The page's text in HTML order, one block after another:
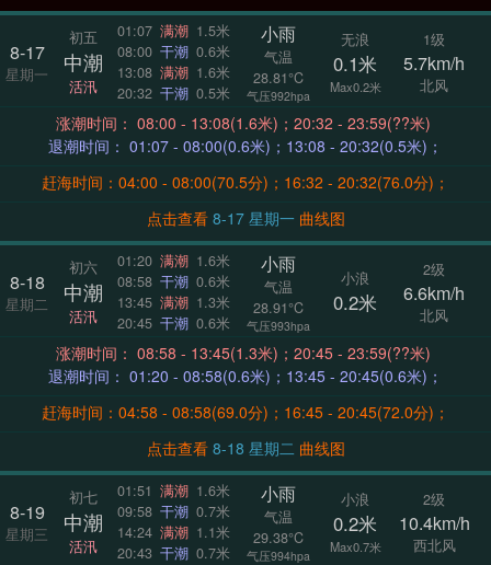
8-17
星期一
初五
中潮
活汛
01:07 满潮 1.5米
08:00 干潮 0.6米
13:08 满潮 1.6米
20:32 干潮 0.5米
小雨
气温
28.81°C
气压992hpa
无浪
0.1米
Max0.2米
1级
5.7km/h
北风
涨潮时间： 08:00 - 13:08(1.6米)；20:32 - 23:59(??米)
退潮时间： 01:07 - 08:00(0.6米)；13:08 - 20:32(0.5米)；
赶海时间：04:00 - 08:00(70.5分)；16:32 - 20:32(76.0分)；
点击查看
8-17 星期一 曲线图
8-18
星期二
初六
中潮
活汛
01:20 满潮 1.6米
08:58 干潮 0.6米
13:45 满潮 1.3米
20:45 干潮 0.6米
小雨
气温
28.91°C
气压993hpa
小浪
0.2米
2级
6.6km/h
北风
涨潮时间： 08:58 - 13:45(1.3米)；20:45 - 23:59(??米)
退潮时间： 01:20 - 08:58(0.6米)；13:45 - 20:45(0.6米)；
赶海时间：04:58 - 08:58(69.0分)；16:45 - 20:45(72.0分)；
点击查看
8-18 星期二 曲线图
8-19
星期三
初七
中潮
活汛
01:51 满潮 1.6米
09:58 干潮 0.7米
14:24 满潮 1.1米
20:43 干潮 0.7米
小雨
气温
29.38°C
气压994hpa
小浪
0.2米
Max0.7米
2级
10.4km/h
西北风